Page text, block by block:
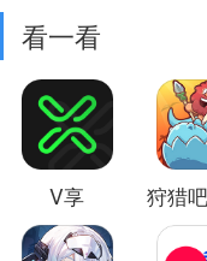
看一看
V享